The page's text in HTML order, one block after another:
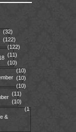
(32)
(122)
(122)
(11)
(10)
(10)
(10)
&
(10)
(11)
(10)
(1